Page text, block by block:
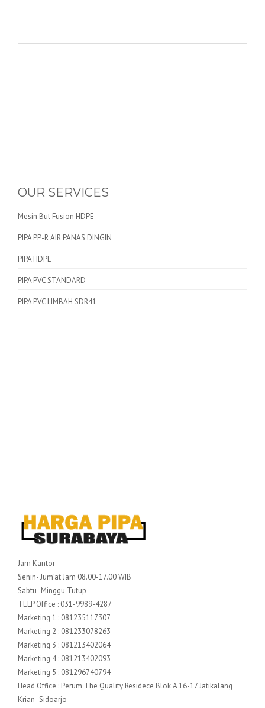
OUR SERVICES
Mesin But Fusion HDPE
PIPA PP-R AIR PANAS DINGIN
PIPA HDPE
PIPA PVC STANDARD
PIPA PVC LIMBAH SDR41
Jam Kantor
Senin- Jum’at Jam 08.00-17.00 WIB
Sabtu -Minggu Tutup
TELP Office : 031-9989-4287
Marketing 1 : 081235117307
Marketing 2 : 081233078263
Marketing 3 : 081213402064
Marketing 4 : 081213402093
Marketing 5 : 081296740794
Head Office : Perum The Quality Residece Blok A 16-17 Jatikalang
Krian -Sidoarjo